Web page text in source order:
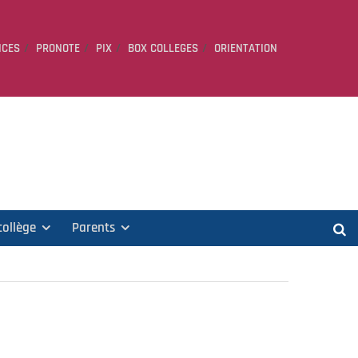
PRONOTE PIX BOX COLLEGES ORIENTATION
Parents